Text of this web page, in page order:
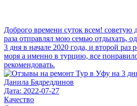
Доброго времени суток всем! советую
раза отправлял мою семью отдыхать,
3 дня в начале 2020 года, и второй раз
моря а именно в турцию, все
рекомендовать.
Данила Бядреддинов
Дата: 2022-07-27
Качество